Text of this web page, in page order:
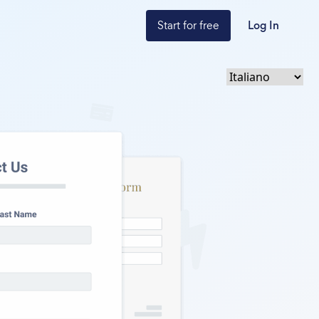
Start for free Log In